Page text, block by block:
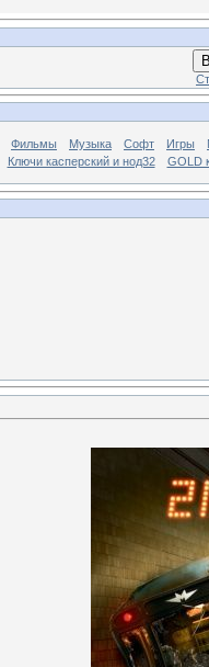
Фильмы Музыка Софт Игры
Ключи касперский и нод32
GOLD